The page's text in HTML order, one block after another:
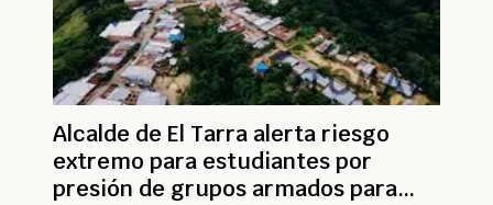
Alcalde de El Tarra alerta riesgo
extremo para estudiantes por
presión de grupos armados para